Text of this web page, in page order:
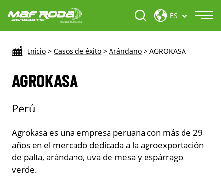
ES
Inicio > Casos de éxito > Arándano > AGROKASA
AGROKASA
Perú
Agrokasa es una empresa peruana con más de 29
años en el mercado dedicada a la agroexportación
de palta, arándano, uva de mesa y espárrago
verde.